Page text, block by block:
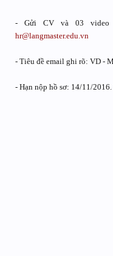
- Gửi CV và 03 video
hr@langmaster.edu.vn
- Tiêu đề email ghi rõ: VD -
- Hạn nộp hồ sơ: 14/11/